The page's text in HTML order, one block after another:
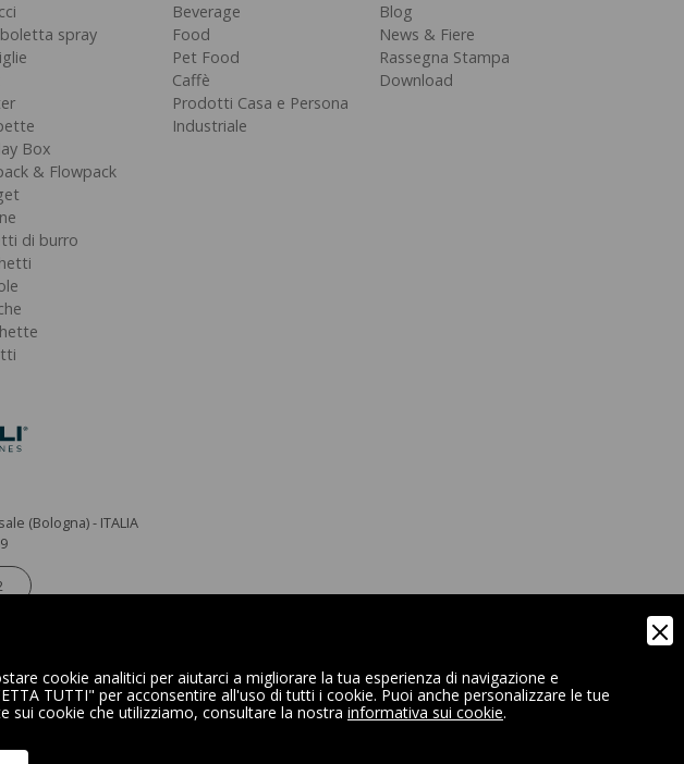
spray
Box
& Flowpack
di burro
Beverage
Food
Pet Food
Caffè
Prodotti Casa e Persona
Industriale
Blog
News & Fiere
Rassegna Stampa
Download
(Bologna) - ITALIA
cookie analitici per aiutarci a migliorare la tua esperienza di navigazione e
TUTTI" per acconsentire all'uso di tutti i cookie. Puoi anche personalizzare le tue
sui cookie che utilizziamo, consultare la nostra informativa sui cookie.